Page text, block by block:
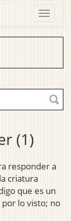
(1)
responder a
criatura
que es un
lo visto; no